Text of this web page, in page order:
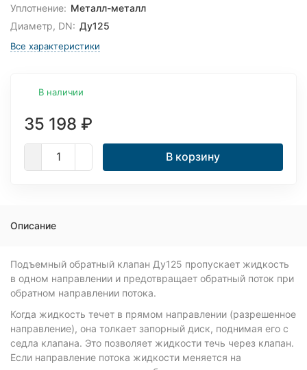
Уплотнение: Металл-металл
Диаметр, DN: Ду125
Все характеристики
В наличии
35 198 ₽
В корзину
Описание
Подъемный обратный клапан Ду125 пропускает жидкость
в одном направлении и предотвращает обратный поток при
обратном направлении потока.
Когда жидкость течет в прямом направлении (разрешенное
направление), она толкает запорный диск, поднимая его с
седла клапана. Это позволяет жидкости течь через клапан.
Если направление потока жидкости меняется на